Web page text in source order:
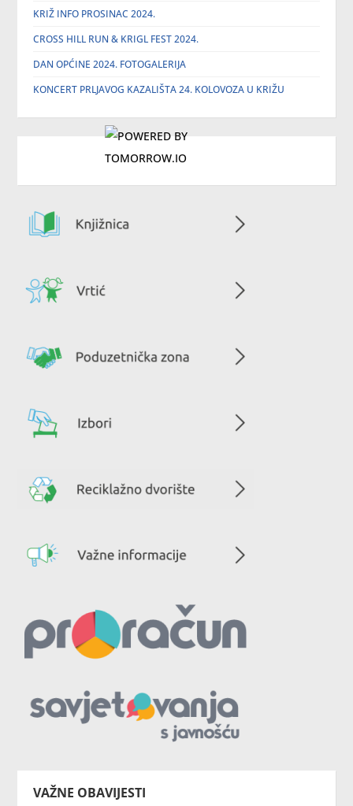
KRIŽ INFO PROSINAC 2024.
CROSS HILL RUN & KRIGL FEST 2024.
DAN OPĆINE 2024. FOTOGALERIJA
KONCERT PRLJAVOG KAZALIŠTA 24. KOLOVOZA U KRIŽU
VAŽNE OBAVIJESTI